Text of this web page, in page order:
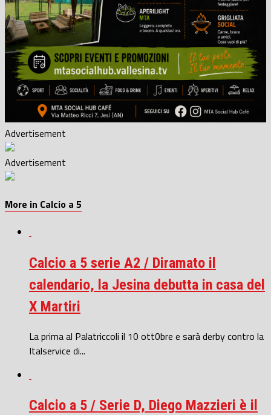
Advertisement
Advertisement
More in Calcio a 5
Calcio a 5 serie A2 / Diramato il
calendario, la Jesina debutta in casa del
X Martiri
La prima al Palatriccoli il 10 ott0bre e sarà derby contro la
Italservice di...
Calcio a 5 / Serie D, Diego Mazzieri è il